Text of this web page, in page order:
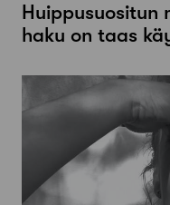
Huippusuositun
haku on taas